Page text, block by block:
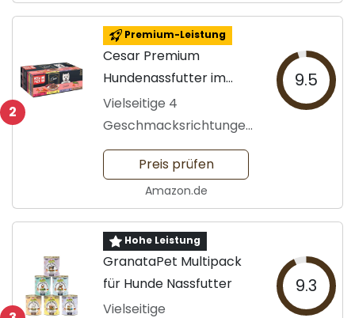
2
Premium-Leistung
Cesar Premium
Hundenassfutter im
Portionsbeutel
Vielseitige 4
Geschmacksrichtungen
für Hunde
9.5
Preis prüfen
Amazon.de
Hohe Leistung
GranataPet Multipack
für Hunde Nassfutter
Vielseitige
9.3